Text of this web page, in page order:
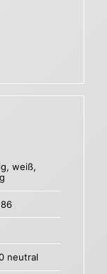
weiß,
neutral